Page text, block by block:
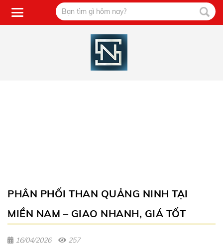
PHÂN PHỐI THAN QUẢNG NINH TẠI
MIỀN NAM – GIAO NHANH, GIÁ TỐT
16/04/2026 257